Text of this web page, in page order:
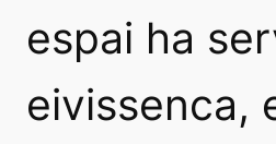
espai ha
eivissenca,